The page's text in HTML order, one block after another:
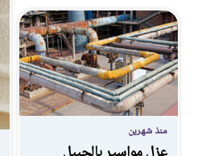
منذ شهرين